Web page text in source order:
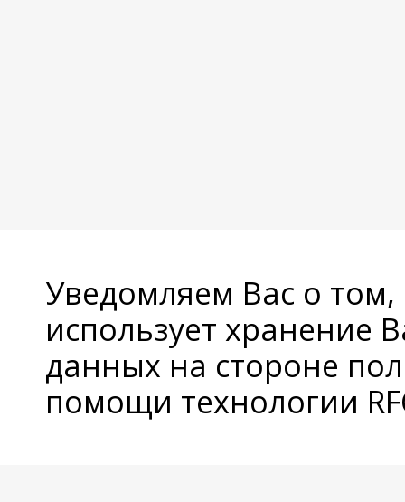
Уведомляем Вас о
использует хранение
данных на стороне
помощи технологии